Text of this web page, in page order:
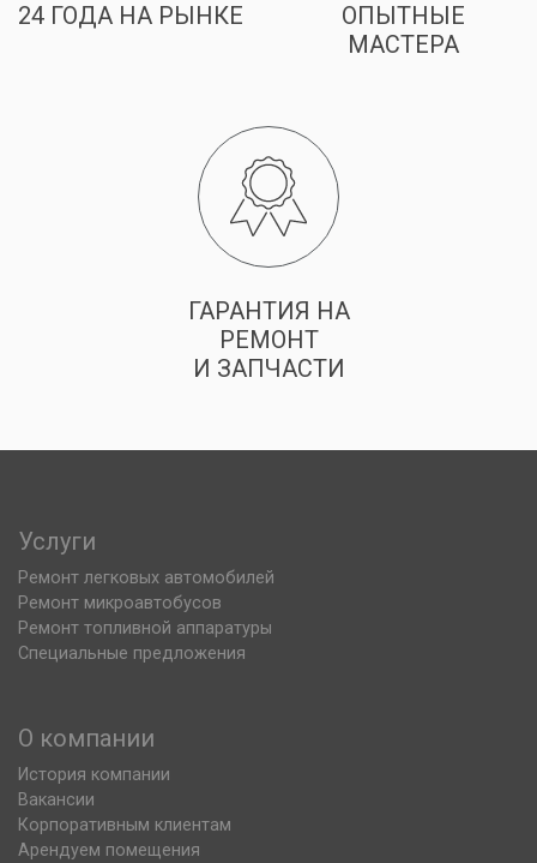
24 ГОДА НА РЫНКЕ
ОПЫТНЫЕ
МАСТЕРА
ГАРАНТИЯ НА
РЕМОНТ
И ЗАПЧАСТИ
Услуги
Ремонт легковых автомобилей
Ремонт микроавтобусов
Ремонт топливной аппаратуры
Специальные предложения
О компании
История компании
Вакансии
Корпоративным клиентам
Арендуем помещения